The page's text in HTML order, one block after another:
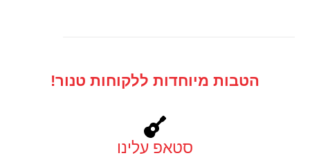
הטבות מיוחדות ללקוחות טנור!
סטאפ עלינו